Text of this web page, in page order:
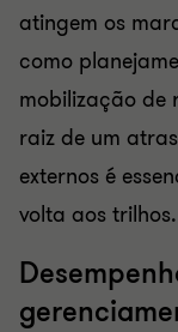
atingem os
como
mobilização de
raiz de um
externos é
volta aos trilhos.